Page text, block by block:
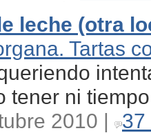
leche (otra
Tartas
tener ni
2010 |
37